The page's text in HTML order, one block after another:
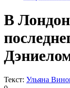
В
Текст: Ульяна